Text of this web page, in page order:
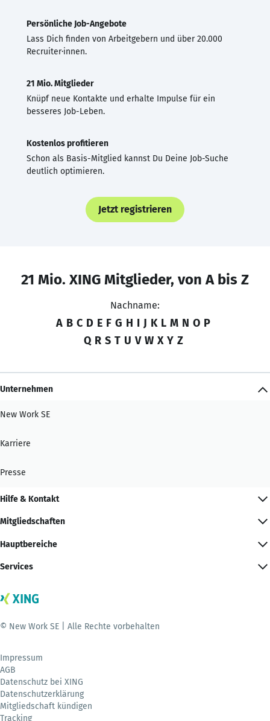
Persönliche Job-Angebote
Lass Dich finden von Arbeitgebern und über 20.000
Recruiter·innen.
21 Mio. Mitglieder
Knüpf neue Kontakte und erhalte Impulse für ein
besseres Job-Leben.
Kostenlos profitieren
Schon als Basis-Mitglied kannst Du Deine Job-Suche
deutlich optimieren.
Jetzt registrieren
21 Mio. XING Mitglieder, von A bis Z
Nachname:
A B C D E F G H I J K L M N O P
Q R S T U V W X Y Z
Unternehmen
New Work SE
Karriere
Presse
Hilfe & Kontakt
Mitgliedschaften
Hauptbereiche
Services
© New Work SE | Alle Rechte vorbehalten
Impressum
AGB
Datenschutz bei XING
Datenschutzerklärung
Mitgliedschaft kündigen
Tracking